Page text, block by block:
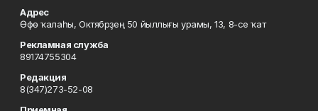
Адрес
Өфө ҡалаһы, Октябрҙең 50 йыллығы урамы, 13, 8-се ҡат
Рекламная служба
89174755304
Редакция
8(347)273-52-08